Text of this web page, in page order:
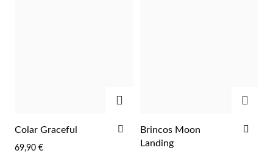
Colar Graceful
69,90 €
ADICIONAR
AOS
Brincos Moon
Landing